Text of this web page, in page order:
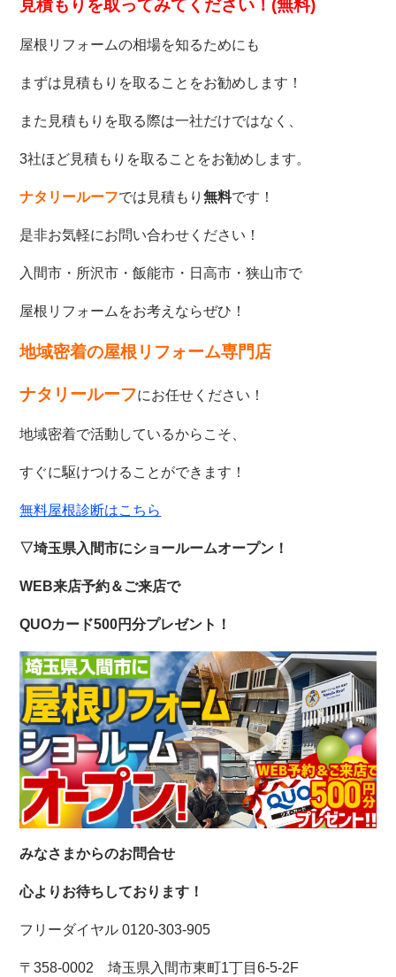
見積もりを取ってみてください！(無料)
屋根リフォームの相場を知るためにも
まずは見積もりを取ることをお勧めします！
また見積もりを取る際は一社だけではなく、
3社ほど見積もりを取ることをお勧めします。
ナタリールーフでは見積もり無料です！
是非お気軽にお問い合わせください！
入間市・所沢市・飯能市・日高市・狭山市で
屋根リフォームをお考えならぜひ！
地域密着の屋根リフォーム専門店
ナタリールーフにお任せください！
地域密着で活動しているからこそ、
すぐに駆けつけることができます！
無料屋根診断はこちら
▽埼玉県入間市にショールームオープン！
WEB来店予約＆ご来店で
QUOカード500円分プレゼント！
みなさまからのお問合せ
心よりお待ちしております！
フリーダイヤル 0120-303-905
〒358-0002 埼玉県入間市東町1丁目6-5-2F